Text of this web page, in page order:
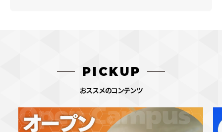
PICKUP
おススメのコンテンツ